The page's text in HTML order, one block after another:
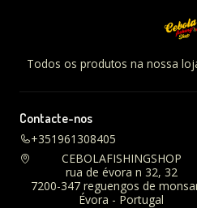
Todos os produtos na nossa
Contacte-nos
+351961308405
CEBOLAFISHINGSHOP
rua de évora n 32, 32
7200-347 reguengos de
Évora - Portugal